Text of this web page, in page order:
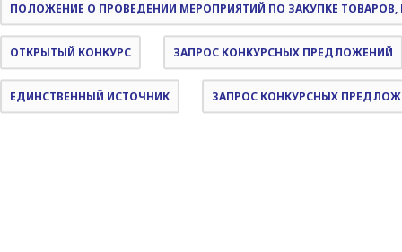
ПОЛОЖЕНИЕ О ПРОВЕДЕНИИ МЕРОПРИЯТИЙ ПО ЗАКУПКЕ
ОТКРЫТЫЙ КОНКУРС ЗАПРОС КОНКУРСНЫХ ПРЕДЛОЖЕНИЙ
ЕДИНСТВЕННЫЙ ИСТОЧНИК ЗАПРОС КОНКУРСНЫХ